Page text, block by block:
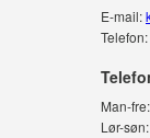
E-mail:
Telefon:
Man-fre:
Lør-søn: